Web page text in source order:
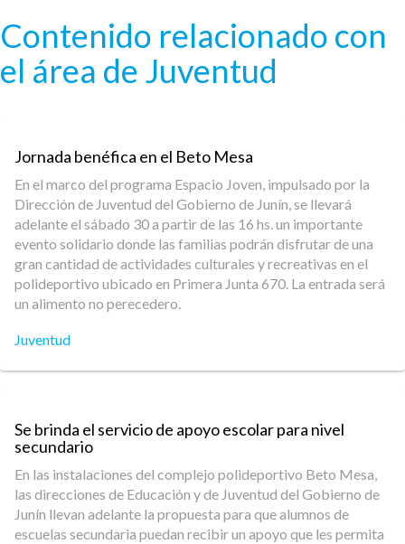
Contenido relacionado con
el área de Juventud
Jornada benéfica en el Beto Mesa
En el marco del programa Espacio Joven, impulsado por la
Dirección de Juventud del Gobierno de Junín, se llevará
adelante el sábado 30 a partir de las 16 hs. un importante
evento solidario donde las familias podrán disfrutar de una
gran cantidad de actividades culturales y recreativas en el
polideportivo ubicado en Primera Junta 670. La entrada será
un alimento no perecedero.
Juventud
Se brinda el servicio de apoyo escolar para nivel
secundario
En las instalaciones del complejo polideportivo Beto Mesa,
las direcciones de Educación y de Juventud del Gobierno de
Junín llevan adelante la propuesta para que alumnos de
escuelas secundaria puedan recibir un apoyo que les permita